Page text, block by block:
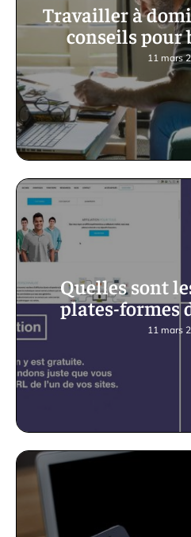
Travailler à
conseils pour
11 mars
Quelles sont
plates-formes
11 mars